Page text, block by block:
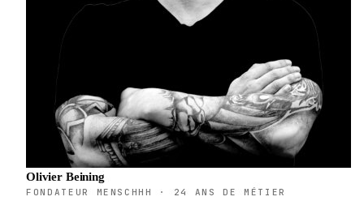
Olivier Beining
FONDATEUR MENSCHHH · 24 ANS DE MÉTIER